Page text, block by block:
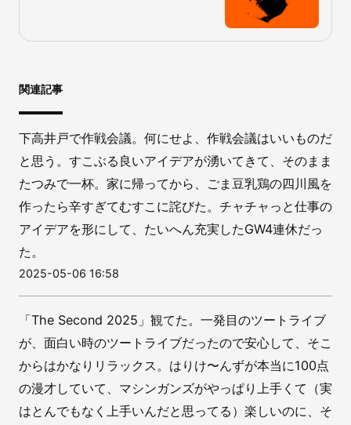
関連記事
下高井戸で作戦会議。何にせよ、作戦会議はいいものだ
と思う。すこぶる良いアイデアが湧いてきて、そのまま
たつみで一杯。家に帰ってから、ごま豆乳鶏の四川風を
作ったら辛すぎてむすこに詫びた。チャチャっと仕事の
アイデアを形にして、たいへん充実したGW4連休だっ
た。
2025-05-06 16:58
「The Second 2025」観てた。一発目のツートライブ
が、面白い時のツートライブだったので安心して、そこ
からはかなりリラックス。はりけ〜んずが本当に100点
の漫才していて、マシンガンズがやっぱり上手くて（実
はとんでもなく上手いんだと思ってる）楽しいのに、そ